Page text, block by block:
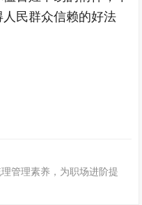
民群众信赖的好法
管理素养，为职场进阶提